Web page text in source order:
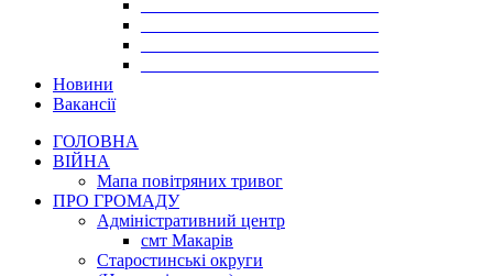
Новини
Вакансії
ГОЛОВНА
ВІЙНА
Мапа повітряних тривог
ПРО ГРОМАДУ
Aдміністративний центр
смт Макарів
Старостинські округи